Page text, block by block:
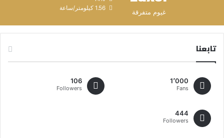
غيوم متفرقة
1.56 كيلومتر/ساعة
تابعنا
1٬000
Fans
106
Followers
444
Followers